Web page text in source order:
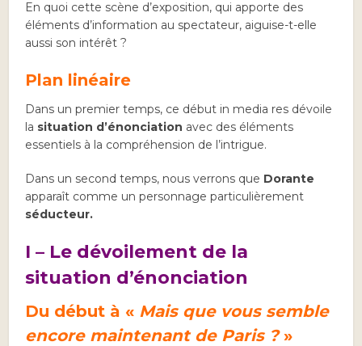
En quoi cette scène d’exposition, qui apporte des
éléments d’information au spectateur, aiguise-t-elle
aussi son intérêt ?
Plan linéaire
Dans un premier temps, ce début in media res dévoile
la situation d’énonciation avec des éléments
essentiels à la compréhension de l’intrigue.
Dans un second temps, nous verrons que Dorante
apparaît comme un personnage particulièrement
séducteur.
I – Le dévoilement de la
situation d’énonciation
Du début à « Mais que vous semble
encore maintenant de Paris ?»